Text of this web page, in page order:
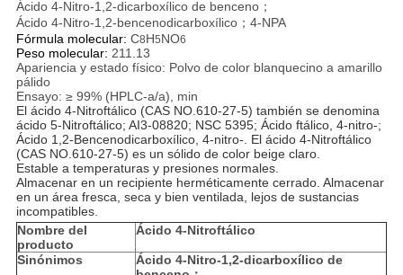
Ácido 4-Nitro-1,2-dicarboxílico de benceno；
Ácido 4-Nitro-1,2-bencenodicarboxílico；4-NPA
Fórmula molecular: C8H5NO6
Peso molecular: 211.13
Apariencia y estado físico: Polvo de color blanquecino a amarillo
pálido
Ensayo: ≥ 99% (HPLC-a/a), min
El ácido 4-Nitroftálico (CAS NO.610-27-5) también se denomina
ácido 5-Nitroftálico; AI3-08820; NSC 5395; Ácido ftálico, 4-nitro-;
Ácido 1,2-Bencenodicarboxílico, 4-nitro-. El ácido 4-Nitroftálico
(CAS NO.610-27-5) es un sólido de color beige claro.
Estable a temperaturas y presiones normales.
Almacenar en un recipiente herméticamente cerrado. Almacenar
en un área fresca, seca y bien ventilada, lejos de sustancias
incompatibles.
Nombre del
producto
Ácido 4-Nitroftálico
Sinónimos
Ácido 4-Nitro-1,2-dicarboxílico de